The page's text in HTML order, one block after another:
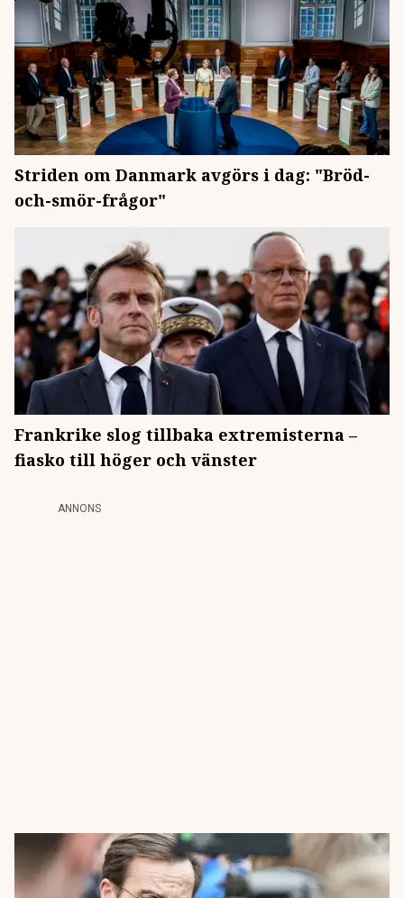
Striden om Danmark avgörs i dag: "Bröd-
och-smör-frågor"
Frankrike slog tillbaka extremisterna –
fiasko till höger och vänster
ANNONS